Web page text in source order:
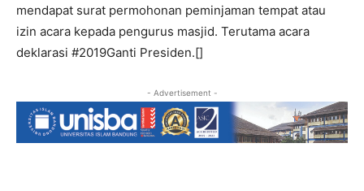
mendapat surat permohonan peminjaman tempat atau
izin acara kepada pengurus masjid. Terutama acara
deklarasi #2019Ganti Presiden.[]
- Advertisement -